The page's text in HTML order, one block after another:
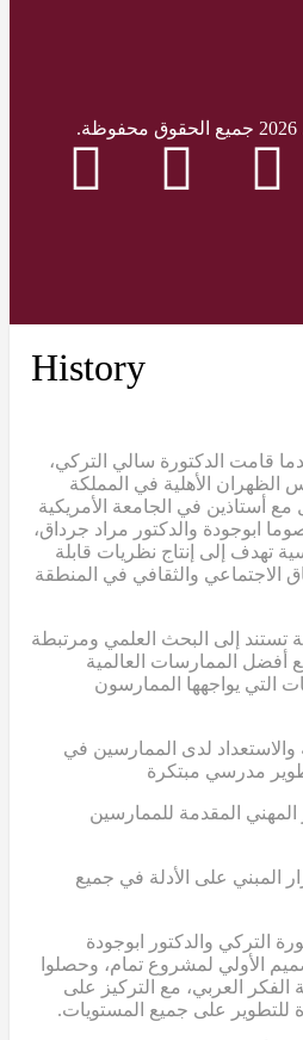
History
قامت الدكتورة سالي التركي،
الظهران الأهلية في المملكة
مع أستاذين في الجامعة الأمريكية
ابوجودة والدكتور مراد جرداق،
تهدف إلى إنتاج نظريات قابلة
الاجتماعي والثقافي في المنطقة
تستند إلى البحث العلمي ومرتبطة
أفضل الممارسات العالمية
التي يواجهها الممارسون
لدى الممارسين في
مدرسي مبتكرة
المقدمة للممارسين
المبني على الأدلة في جميع
التركي والدكتور ابوجودة
الأولي لمشروع تمام، وحصلوا
العربي، مع التركيز على
للتطوير على جميع المستويات.